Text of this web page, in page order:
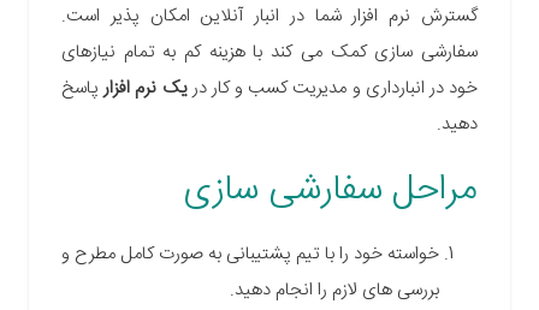
گسترش نرم افزار شما در انبار آنلاین امکان پذیر است.
سفارشی سازی کمک می کند با هزینه کم به تمام نیازهای
خود در انبارداری و مدیریت کسب و کار دریک نرم افزارپاسخ
دهید.
مراحل سفارشی سازی
خواسته خود را با تیم پشتیبانی به صورت کامل مطرح و
بررسی های لازم را انجام دهید.